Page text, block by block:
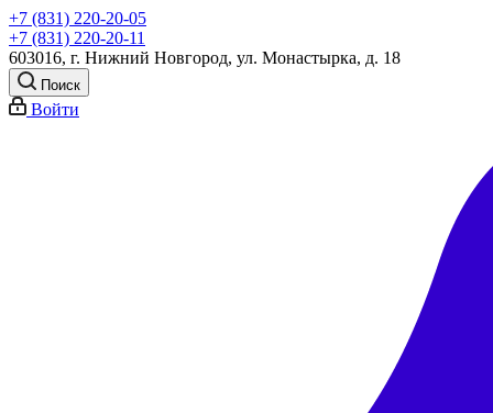
+7 (831) 220-20-05
+7 (831) 220-20-11
603016, г. Нижний Новгород, ул. Монастырка, д. 18
Поиск
Войти